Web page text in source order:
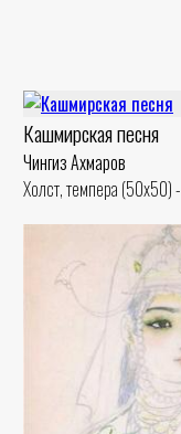
Кашмирская песня
Чингиз Ахмаров
Холст, темпера (50x50)